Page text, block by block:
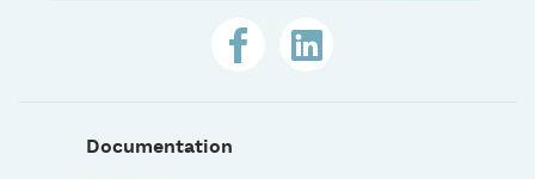
Documentation